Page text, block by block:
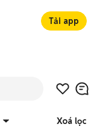
Tải app
Xoá lọc